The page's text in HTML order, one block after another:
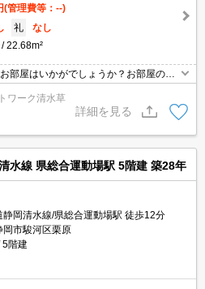
(管理費等：--)
礼
なし
22.68m²
部屋はいかがでしょうか？お部屋のレ
♪スーパー･コンビニ・ドラッグストア
ので、とっても買い物が便利ですよ☆
えやすく、とってもお得ですね☆バ
てもお得な家賃設定になっております
ワーク清水草
詳細を見る
水線 県総合運動場駅 5階建 築28年
静岡清水線/県総合運動場駅 徒歩12分
岡市駿河区栗原
5階建